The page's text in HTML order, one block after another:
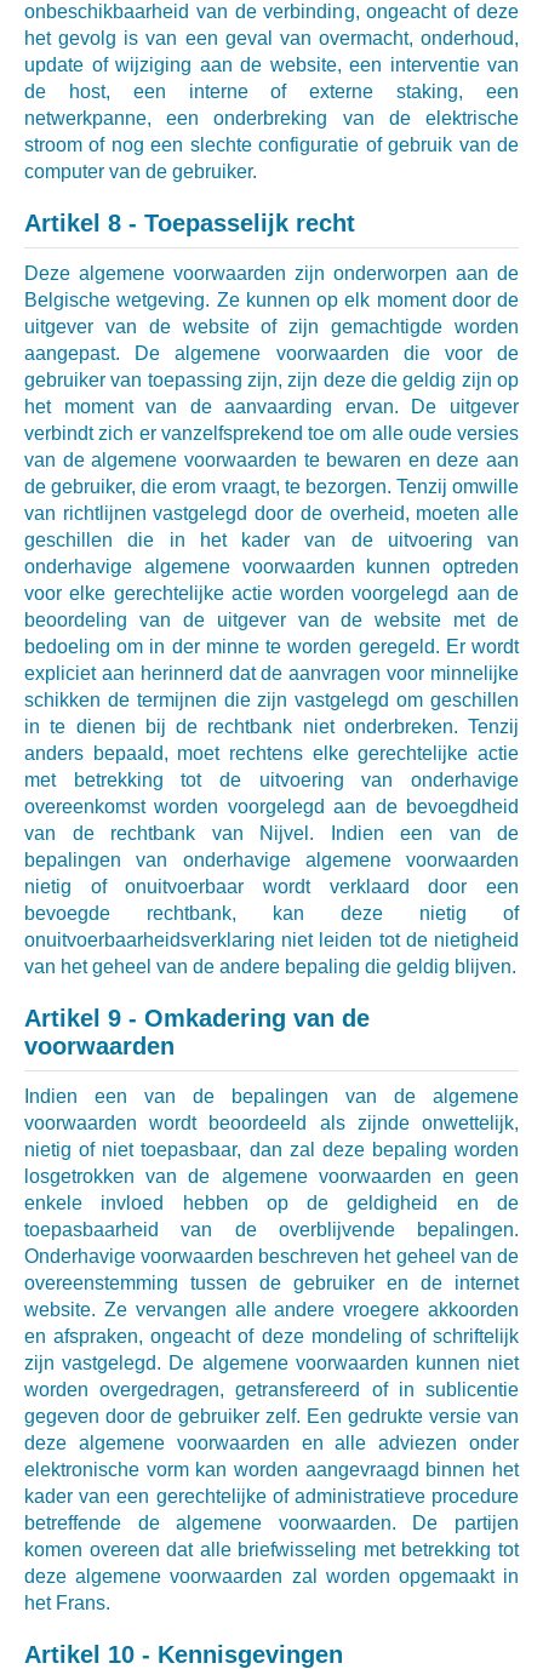
onbeschikbaarheid van de verbinding, ongeacht of deze
het gevolg is van een geval van overmacht, onderhoud,
update of wijziging aan de website, een interventie van
de host, een interne of externe staking, een
netwerkpanne, een onderbreking van de elektrische
stroom of nog een slechte configuratie of gebruik van de
computer van de gebruiker.
Artikel 8 - Toepasselijk recht
Deze algemene voorwaarden zijn onderworpen aan de
Belgische wetgeving. Ze kunnen op elk moment door de
uitgever van de website of zijn gemachtigde worden
aangepast. De algemene voorwaarden die voor de
gebruiker van toepassing zijn, zijn deze die geldig zijn op
het moment van de aanvaarding ervan. De uitgever
verbindt zich er vanzelfsprekend toe om alle oude versies
van de algemene voorwaarden te bewaren en deze aan
de gebruiker, die erom vraagt, te bezorgen. Tenzij omwille
van richtlijnen vastgelegd door de overheid, moeten alle
geschillen die in het kader van de uitvoering van
onderhavige algemene voorwaarden kunnen optreden
voor elke gerechtelijke actie worden voorgelegd aan de
beoordeling van de uitgever van de website met de
bedoeling om in der minne te worden geregeld. Er wordt
expliciet aan herinnerd dat de aanvragen voor minnelijke
schikken de termijnen die zijn vastgelegd om geschillen
in te dienen bij de rechtbank niet onderbreken. Tenzij
anders bepaald, moet rechtens elke gerechtelijke actie
met betrekking tot de uitvoering van onderhavige
overeenkomst worden voorgelegd aan de bevoegdheid
van de rechtbank van Nijvel. Indien een van de
bepalingen van onderhavige algemene voorwaarden
nietig of onuitvoerbaar wordt verklaard door een
bevoegde rechtbank, kan deze nietig of
onuitvoerbaarheidsverklaring niet leiden tot de nietigheid
van het geheel van de andere bepaling die geldig blijven.
Artikel 9 - Omkadering van de
voorwaarden
Indien een van de bepalingen van de algemene
voorwaarden wordt beoordeeld als zijnde onwettelijk,
nietig of niet toepasbaar, dan zal deze bepaling worden
losgetrokken van de algemene voorwaarden en geen
enkele invloed hebben op de geldigheid en de
toepasbaarheid van de overblijvende bepalingen.
Onderhavige voorwaarden beschreven het geheel van de
overeenstemming tussen de gebruiker en de internet
website. Ze vervangen alle andere vroegere akkoorden
en afspraken, ongeacht of deze mondeling of schriftelijk
zijn vastgelegd. De algemene voorwaarden kunnen niet
worden overgedragen, getransfereerd of in sublicentie
gegeven door de gebruiker zelf. Een gedrukte versie van
deze algemene voorwaarden en alle adviezen onder
elektronische vorm kan worden aangevraagd binnen het
kader van een gerechtelijke of administratieve procedure
betreffende de algemene voorwaarden. De partijen
komen overeen dat alle briefwisseling met betrekking tot
deze algemene voorwaarden zal worden opgemaakt in
het Frans.
Artikel 10 - Kennisgevingen